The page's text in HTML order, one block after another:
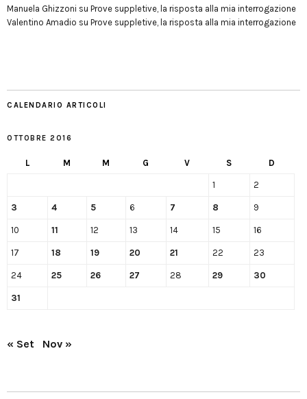
Manuela Ghizzoni su Prove suppletive, la risposta alla mia interrogazione
Valentino Amadio su Prove suppletive, la risposta alla mia interrogazione
CALENDARIO ARTICOLI
OTTOBRE 2016
L M M G V S D
1 2
3 4 5 6 7 8 9
10 11 12 13 14 15 16
17 18 19 20 21 22 23
24 25 26 27 28 29 30
31
« Set Nov »